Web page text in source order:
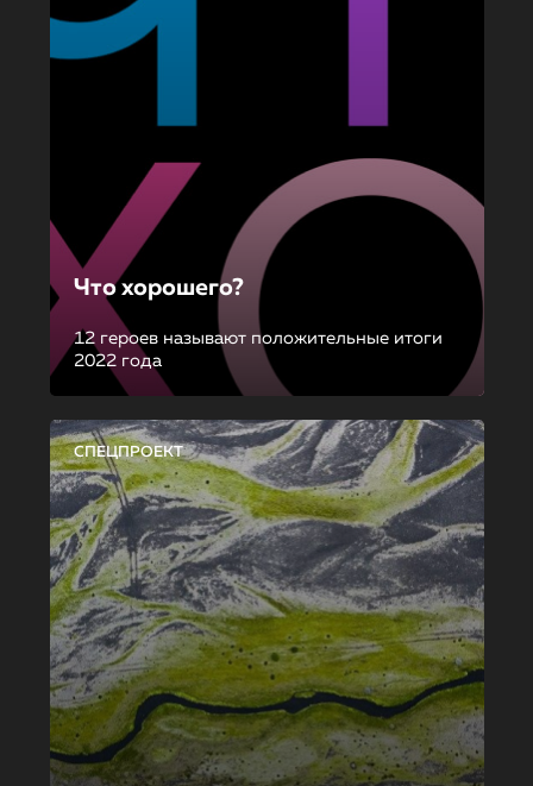
Что хорошего?
12 героев называют положительные итоги
2022 года
СПЕЦПРОЕКТ